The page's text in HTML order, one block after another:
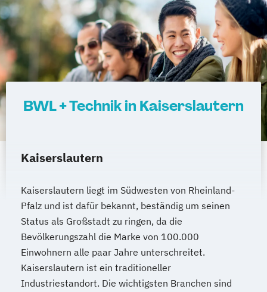
BWL + Technik in Kaiserslautern
Kaiserslautern
Kaiserslautern liegt im Südwesten von Rheinland-
Pfalz und ist dafür bekannt, beständig um seinen
Status als Großstadt zu ringen, da die
Bevölkerungszahl die Marke von 100.000
Einwohnern alle paar Jahre unterschreitet.
Kaiserslautern ist ein traditioneller
Industriestandort. Die wichtigsten Branchen sind